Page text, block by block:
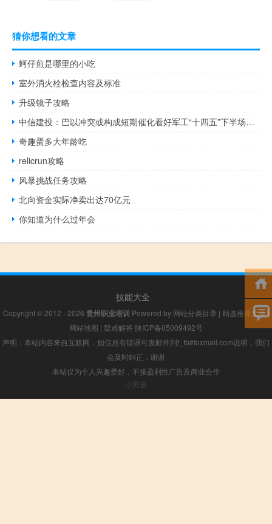
猜你想看的文章
蚵仔煎是哪里的小吃
室外消火栓检查内容及标准
升级镜子攻略
中信建投：巴以冲突或构成短期催化看好军工“十四五”下半场发展机遇
奇趣蛋多大年龄吃
relicrun攻略
风暴挑战任务攻略
北向资金实际净卖出达70亿元
你知道为什么过年会
技能大全
Copyright © 2012 - 2026 贵州职业培训 Powered by 网站分类目录 | 精选推荐文章|
网站地图 | 疑难解答 陕ICP备05009492号
声明：本站内容来自互联网，如信息有错误可发邮件到f_fb#foxmail.com说明，我们
会及时纠正，谢谢
本站仅为个人兴趣爱好，不接盈利性广告及商业合作
小男孩